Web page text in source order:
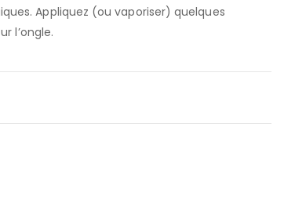
Appliquez (ou vaporiser) quelques
l’ongle.